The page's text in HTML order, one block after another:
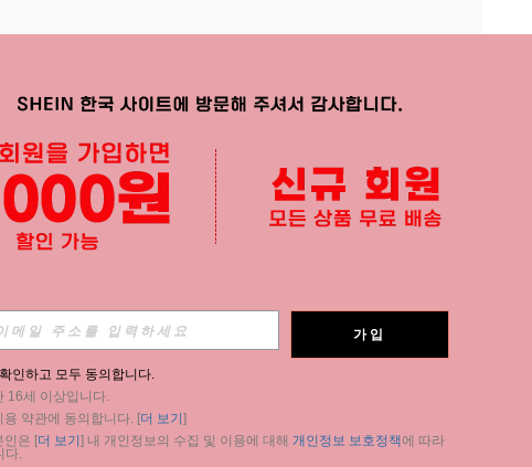
APP
.
가입
인하고 모두 동의합니다.
16세 이상입니다.
용 약관에 동의합니다. [더 보기 ]
인은 [더 보기 ] 내 개인정보의 수집 및 이용에 대해 개인정보 보호정책에 따라
다.